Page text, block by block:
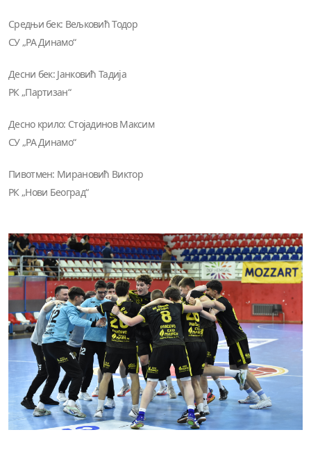
Средњи бек: Вељковић Тодор
СУ „РА Динамо“
Десни бек: Јанковић Тадија
РК „Партизан“
Десно крило: Стојадинов Максим
СУ „РА Динамо“
Пивотмен: Мирановић Виктор
РК „Нови Београд“